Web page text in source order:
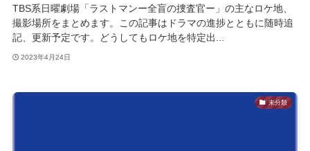
TBS系日曜劇場「ラストマンー全盲の捜査官ー」の主なロケ地、
撮影場所をまとめます。この記事はドラマの進捗とともに随時追
記、更新予定です。どうしてもロケ地を特定出...
2023年4月24日
未分類